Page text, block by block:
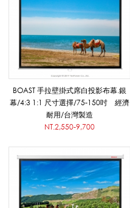
手
拉
幕
BOAST 手拉壁掛式席白投影布幕.銀
幕/4:3 1:1 尺寸選擇/75-150吋 經濟
耐用/台灣製造
NT.2,550-9,700